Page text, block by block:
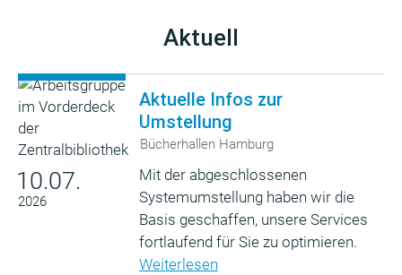
Aktuell
10.07.
2026
Aktuelle Infos zur
Umstellung
Bücherhallen Hamburg
Mit der abgeschlossenen
Systemumstellung haben wir die
Basis geschaffen, unsere Services
fortlaufend für Sie zu optimieren.
Weiterlesen